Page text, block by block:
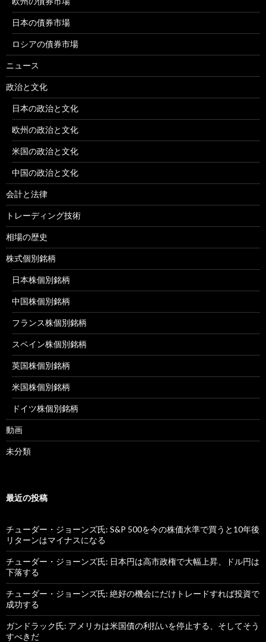
日本の債券市場
ロシアの債券市場
ニュース
政治と文化
日本の政治と文化
欧州の政治と文化
米国の政治と文化
中国の政治と文化
会計と法律
トレーディング技術
相場の歴史
株式個別銘柄
日本株個別銘柄
中国株個別銘柄
フランス株個別銘柄
スペイン株個別銘柄
英国株個別銘柄
米国株個別銘柄
ドイツ株個別銘柄
動画
未分類
最近の投稿
チューダー・ジョーンズ氏: S&P 500を今の株価水準で買うと10年後
リターンはマイナスになる
チューダー・ジョーンズ氏: 日本円は高市政権で大幅上昇、ドル円は
下落する
チューダー・ジョーンズ氏: 絶好の機会にだけトレードすれば投資で
成功する
ガンドラック氏: アメリカは米国債の利払いを停止する、そしてそう
すべきだ